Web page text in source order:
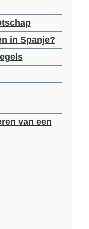
in Spanje?
van een